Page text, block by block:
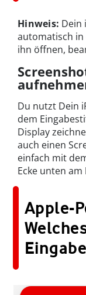
Hinweis: Dein
automatisch in
ihn öffnen,
Du nutzt Dein
dem
Display
auch einen
einfach mit
Ecke unten
Apple-